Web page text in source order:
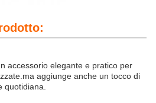
accessorio elegante e pratico per
aggiunge anche un tocco di
quotidiana.